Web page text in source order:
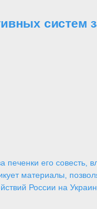
систем
его совесть,
материалы,
России на